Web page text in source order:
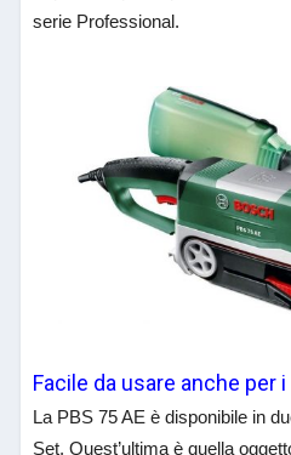
serie Professional.
Facile da usare anche per
La PBS 75 AE è disponibile in
Set. Quest’ultima è quella